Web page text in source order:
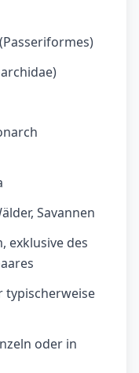
Savannen
exklusive des
typischerweise
oder in